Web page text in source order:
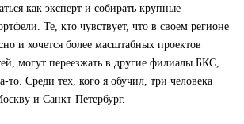
как эксперт и собирать крупные
Те, кто чувствует, что в своем регионе
и хочется более масштабных проектов
могут переезжать в другие филиалы БКС,
то. Среди тех, кого я обучил, три человека
и Санкт-Петербург.